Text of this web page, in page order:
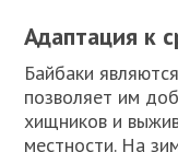
Адаптация к
Байбаки
позволяет им
хищников и
местности. На